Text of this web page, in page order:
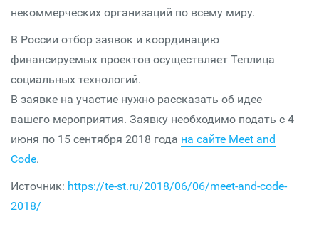
некоммерческих организаций по всему миру.
В России отбор заявок и координацию
финансируемых проектов осуществляет Теплица
социальных технологий.
В заявке на участие нужно рассказать об идее
вашего мероприятия. Заявку необходимо подать с 4
июня по 15 сентября 2018 года на сайте Meet and
Code.
Источник: https://te-st.ru/2018/06/06/meet-and-code-
2018/